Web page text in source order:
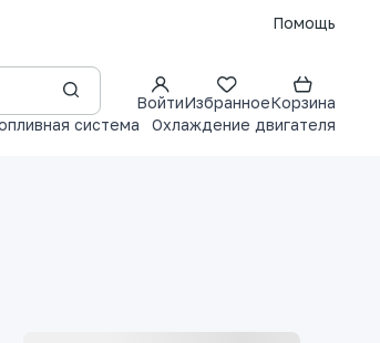
Помощь
ВойтиИзбранноеКорзина
система Охлаждение двигателя